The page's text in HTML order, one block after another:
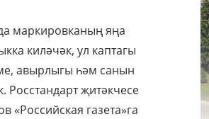
маркировканың яңа
киләчәк, ул каптагы
авырлыгы һәм санын
Росстандарт җитәкчесе
«Российская газета»га